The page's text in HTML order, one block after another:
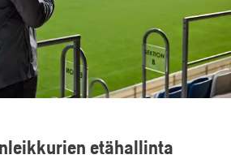
etähallinta